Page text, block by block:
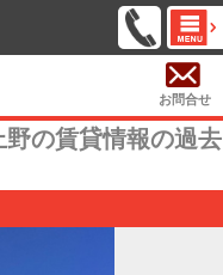
お問合せ
の賃貸情報の過去